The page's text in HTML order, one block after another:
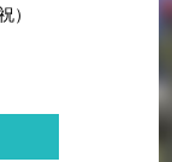
）